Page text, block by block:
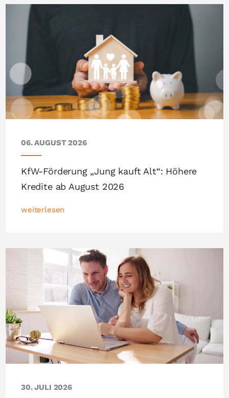
06. AUGUST 2026
KfW-Förderung „Jung kauft Alt“: Höhere
Kredite ab August 2026
weiterlesen
30. JULI 2026